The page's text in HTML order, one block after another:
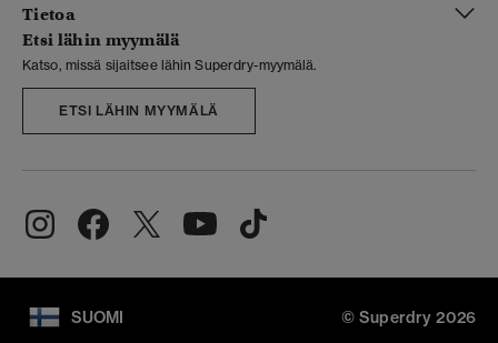
Tietoa
Etsi lähin myymälä
Katso, missä sijaitsee lähin Superdry-myymälä.
ETSI LÄHIN MYYMÄLÄ
SUOMI © Superdry 2026